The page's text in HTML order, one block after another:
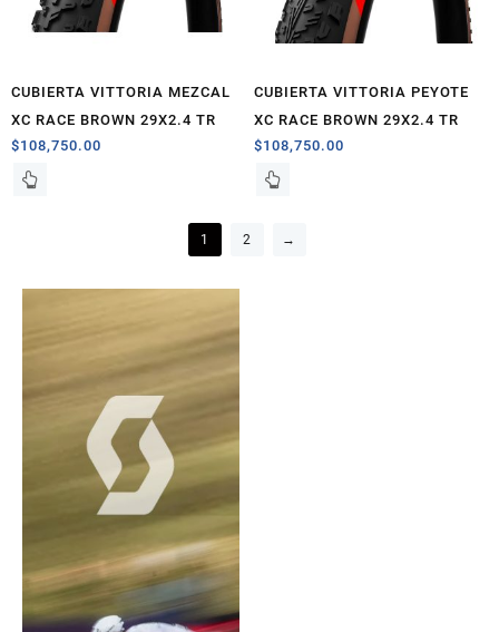
CUBIERTA VITTORIA MEZCAL
XC RACE BROWN 29X2.4 TR
$108,750.00
CUBIERTA VITTORIA PEYOTE
XC RACE BROWN 29X2.4 TR
$108,750.00
1 2 →